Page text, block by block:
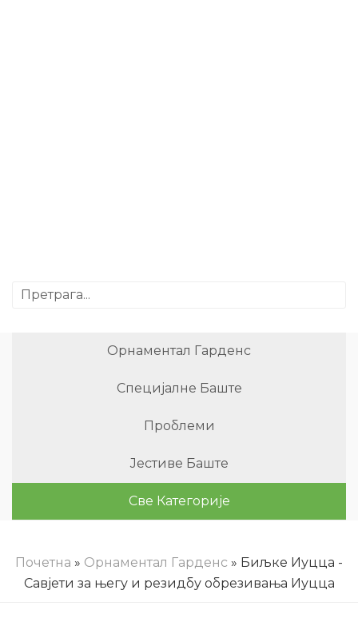
Орнаментал Гарденс
Специјалне Баште
Проблеми
Јестиве Баште
Све Категорије
Почетна » Орнаментал Гарденс » Биљке Иуцца -
Савјети за његу и резидбу обрезивања Иуцца